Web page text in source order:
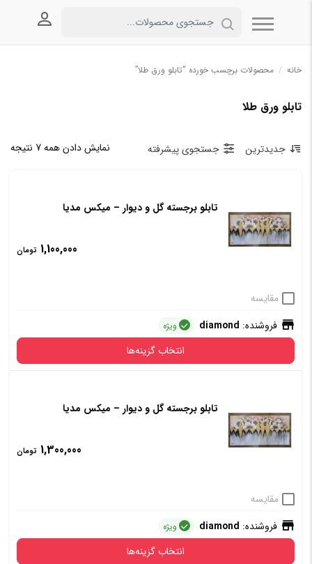
خانه / محصولات برچسب خورده “تابلو ورق طلا”
تابلو ورق طلا
نمایش دادن همه 7 نتیجه جدیدترین جستجوی پیشرفته
تابلو برجسته گل و دیوار – میکس مدیا
1,100,000 تومان
مقایسه
فروشنده: diamond ویژه
انتخاب گزینه‌ها
قاب
تابلو برجسته گل و دیوار – میکس مدیا
1,300,000 تومان
مقایسه
فروشنده: diamond ویژه
انتخاب گزینه‌ها